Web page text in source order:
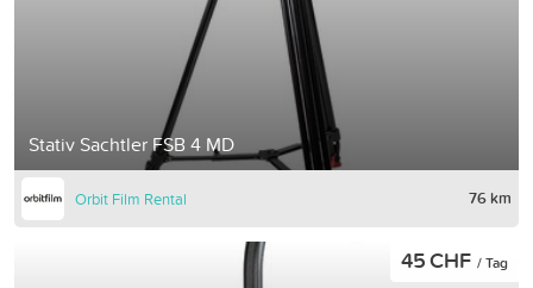
Stativ Sachtler FSB 4 MD
Orbit Film Rental 76 km
45 CHF / Tag